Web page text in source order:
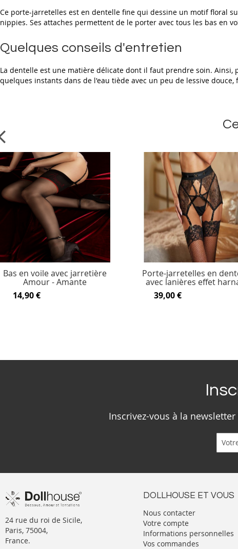
Ce porte-jarretelles est en dentelle fine qui dessine un motif floral
nippies. Ses attaches permettent de le porter avec tous les bas en
Quelques conseils d'entretien
La dentelle est une matière délicate dont il faut prendre soin.
quelques instants dans de l'eau tiède avec un peu de lessive
Bas en voile avec jarretière
Amour - Amante
14,90 €
Porte-jarretelles en
avec lanières effet
39,00 €
Inscrivez-vous à la
24 rue du roi de Sicile,
Paris, 75004,
France.
DOLLHOUSE ET VOUS
Nous contacter
Votre compte
Informations personnelles
Vos commandes